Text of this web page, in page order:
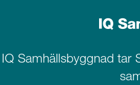
IQ Samhällsbyggnad tar